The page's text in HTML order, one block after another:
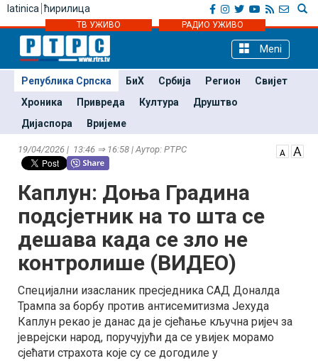
latinica ћирилица
ТВ УЖИВО РАДИО УЖИВО
Meni
Република Српска БиХ Србија Регион
Свијет
Хроника
Привреда Култура
Друштво
Дијаспора
Вријеме
19/04/2026 | 13:46 ⇒ 16:58 | Аутор: РТРС
Каплун: Доња Градина
подсјетник на то шта се
дешава када се зло не
контролише (ВИДЕО)
Специјални изасланик пресједника САД Доналда
Трампа за борбу против антисемитизма Јехуда
Каплун рекао је данас да је сјећање кључна ријеч за
јеврејски народ, поручујући да се увијек морамо
сјећати страхота које су се догодиле у